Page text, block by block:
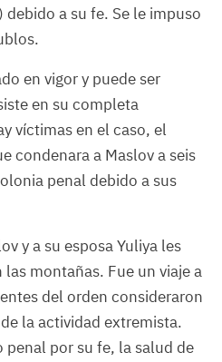
a su fe. Se le impuso
en vigor y puede ser
en su completa
víctimas en el caso, el
condenara a Maslov a seis
penal debido a sus
y a su esposa Yuliya les
montañas. Fue un viaje a
del orden consideraron
la actividad extremista.
por su fe, la salud de